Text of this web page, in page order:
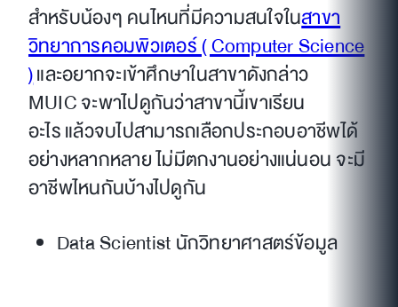
สำหรับน้องๆ คนไหนที่มีความสนใจในสาขา
วิทยาการคอมพิวเตอร์ ( Computer Science
)และอยากจะเข้าศึกษาในสาขาดังกล่าว
MUIC จะพาไปดูกันว่าสาขานี้เขาเรียน
อะไร แล้วจบไปสามารถเลือกประกอบอาชีพได้
อย่างหลากหลาย ไม่มีตกงานอย่างแน่นอน จะมี
อาชีพไหนกันบ้างไปดูกัน
Data Scientist นักวิทยาศาสตร์ข้อมูล